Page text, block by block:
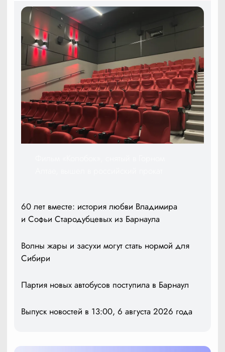
60 лет вместе: история любви Владимира
и Софьи Стародубцевых из Барнаула
Волны жары и засухи могут стать нормой для
Сибири
Партия новых автобусов поступила в Барнаул
Выпуск новостей в 13:00, 6 августа 2026 года